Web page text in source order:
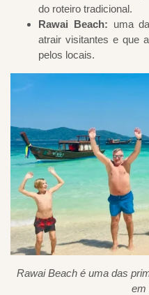
do roteiro tradicional.
Rawai Beach: uma
atrair visitantes e que
pelos locais.
Rawai Beach é uma das
em